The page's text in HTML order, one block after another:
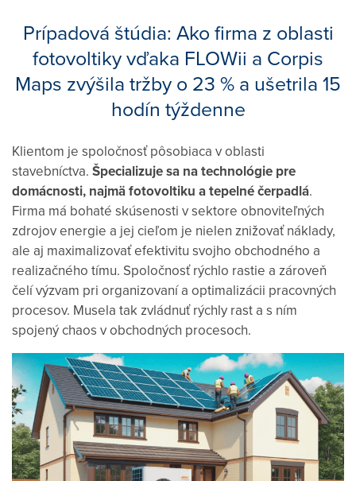
Prípadová štúdia: Ako firma z oblasti
fotovoltiky vďaka FLOWii a Corpis
Maps zvýšila tržby o 23 % a ušetrila 15
hodín týždenne
Klientom je spoločnosť pôsobiaca v oblasti
stavebníctva. Špecializuje sa na technológie pre
domácnosti, najmä fotovoltiku a tepelné čerpadlá.
Firma má bohaté skúsenosti v sektore obnoviteľných
zdrojov energie a jej cieľom je nielen znižovať náklady,
ale aj maximalizovať efektivitu svojho obchodného a
realizačného tímu. Spoločnosť rýchlo rastie a zároveň
čelí výzvam pri organizovaní a optimalizácii pracovných
procesov. Musela tak zvládnuť rýchly rast a s ním
spojený chaos v obchodných procesoch.